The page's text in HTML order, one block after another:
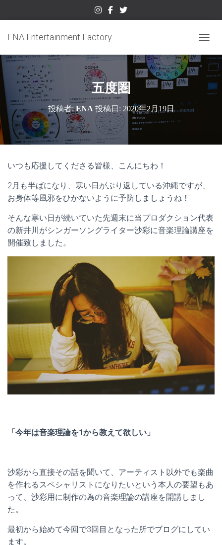
ENA Entertainment Factory
五度圏
投稿者:ENA 投稿日: 2020年2月19日
いつも応援してくださる皆様、こんにちわ！
2月も半ばになり、寒い日がぶり返している沖縄ですが、
お身体等風邪をひかないように予防しましょうね！
そんな寒い日が続いていた先週末に当プロダクション代表
の新井川がシンガーソングライター沙彩に音楽理論講座を
開催致しました。
「今年は音楽理論を1から教えて欲しい」
沙彩から直接その話を聞いて、アーティスト以外でも楽曲
を作れるスペシャリストになりたいという本人の要望もあ
って、沙彩用に制作の為の音楽理論の講座を開講しまし
た。
最初から始めて今回で3回目となった所でブログにしてい
ます。